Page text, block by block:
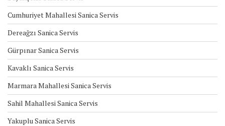
Cumhuriyet Mahallesi Sanica Servis
Dereağzı Sanica Servis
Gürpınar Sanica Servis
Kavaklı Sanica Servis
Marmara Mahallesi Sanica Servis
Sahil Mahallesi Sanica Servis
Yakuplu Sanica Servis